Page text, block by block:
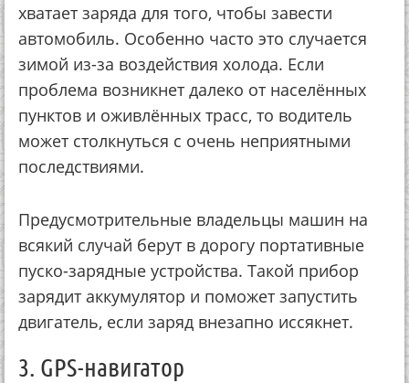
хватает заряда для того, чтобы завести
автомобиль. Особенно часто это случается
зимой из-за воздействия холода. Если
проблема возникнет далеко от населённых
пунктов и оживлённых трасс, то водитель
может столкнуться с очень неприятными
последствиями.
Предусмотрительные владельцы машин на
всякий случай берут в дорогу портативные
пуско-зарядные устройства. Такой прибор
зарядит аккумулятор и поможет запустить
двигатель, если заряд внезапно иссякнет.
3. GPS-навигатор